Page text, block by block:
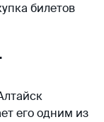
билетов
его одним из